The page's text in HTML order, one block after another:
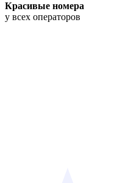
Красивые номера
у всех операторов